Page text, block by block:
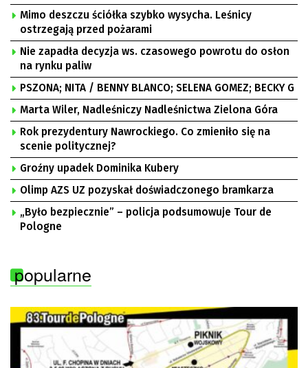
Mimo deszczu ściółka szybko wysycha. Leśnicy
ostrzegają przed pożarami
Nie zapadła decyzja ws. czasowego powrotu do osłon
na rynku paliw
PSZONA; NITA / BENNY BLANCO; SELENA GOMEZ; BECKY G
Marta Wiler, Nadleśniczy Nadleśnictwa Zielona Góra
Rok prezydentury Nawrockiego. Co zmieniło się na
scenie politycznej?
Groźny upadek Dominika Kubery
Olimp AZS UZ pozyskał doświadczonego bramkarza
„Było bezpiecznie” – policja podsumowuje Tour de
Pologne
popularne